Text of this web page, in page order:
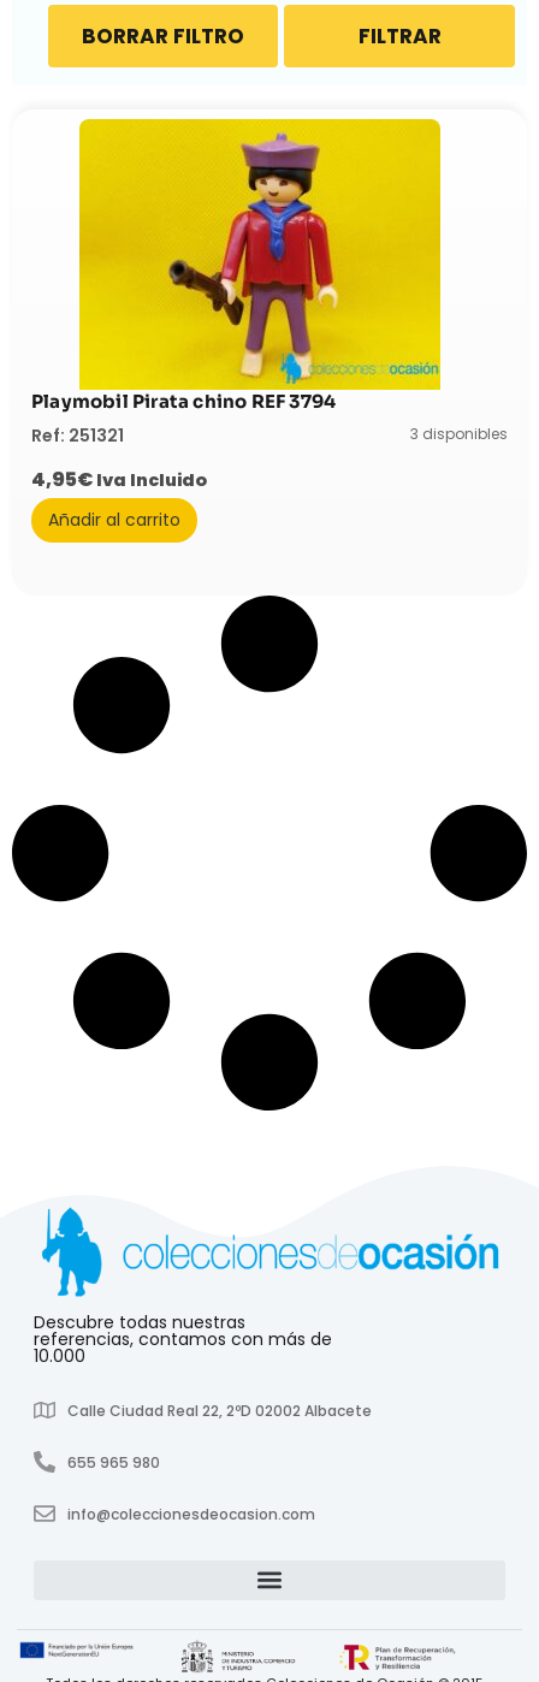
FILTRAR
BORRAR FILTRO
Playmobil Pirata chino REF 3794
Ref: 251321 3 disponibles
4,95€ Iva Incluido
Añadir al carrito
Descubre todas nuestras
referencias, contamos con más de
10.000
Calle Ciudad Real 22, 2ºD 02002 Albacete
655 965 980
info@coleccionesdeocasion.com